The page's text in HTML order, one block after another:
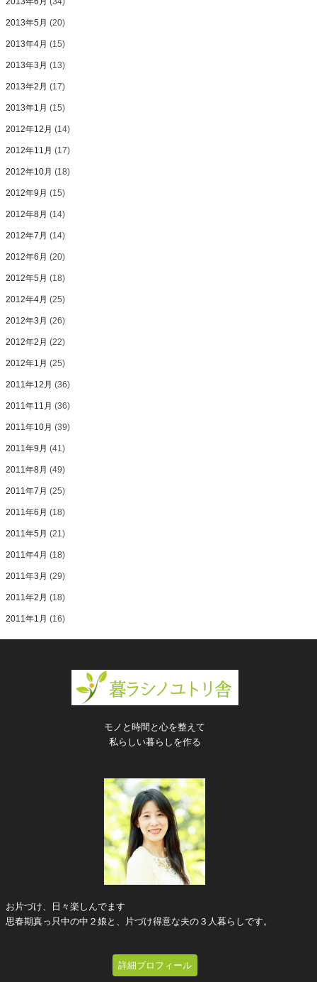
2013年5月 (20)
2013年4月 (15)
2013年3月 (13)
2013年2月 (17)
2013年1月 (15)
2012年12月 (14)
2012年11月 (17)
2012年10月 (18)
2012年9月 (15)
2012年8月 (14)
2012年7月 (14)
2012年6月 (20)
2012年5月 (18)
2012年4月 (25)
2012年3月 (26)
2012年2月 (22)
2012年1月 (25)
2011年12月 (36)
2011年11月 (36)
2011年10月 (39)
2011年9月 (41)
2011年8月 (49)
2011年7月 (25)
2011年6月 (18)
2011年5月 (21)
2011年4月 (18)
2011年3月 (29)
2011年2月 (18)
2011年1月 (16)
モノと時間と心を整えて
私らしい暮らしを作る
お片づけ、日々楽しんでます
思春期真っ只中の中２娘と、片づけ得意な夫の３人暮らしです。
詳細プロフィール